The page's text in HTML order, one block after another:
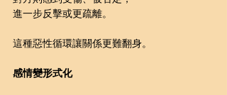
進一步反擊或更疏離。
這種惡性循環讓關係更難翻身。
感情變形式化